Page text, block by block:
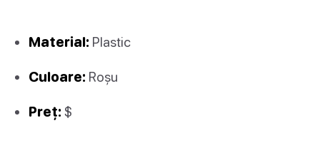
Material: Plastic
Culoare: Roșu
Preț: $